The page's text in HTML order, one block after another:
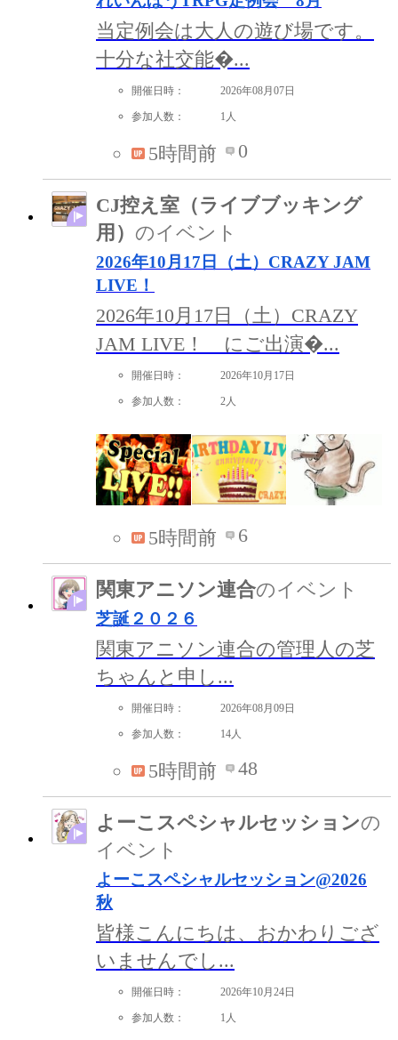
当定例会は大人の遊び場です。
十分な社交能�...
開催日時： 2026年08月07日
参加人数： 1人
5時間前 0
CJ控え室（ライブブッキング
用） のイベント
2026年10月17日（土）CRAZY JAM
LIVE！
2026年10月17日（土）CRAZY
JAM LIVE！ にご出演�...
開催日時： 2026年10月17日
参加人数： 2人
5時間前 6
関東アニソン連合のイベント
芝誕２０２６
関東アニソン連合の管理人の芝
ちゃんと申し...
開催日時： 2026年08月09日
参加人数： 14人
5時間前 48
よーこスペシャルセッションの
イベント
よーこスペシャルセッション@2026
秋
皆様こんにちは、おかわりござ
いませんでし...
開催日時： 2026年10月24日
参加人数： 1人